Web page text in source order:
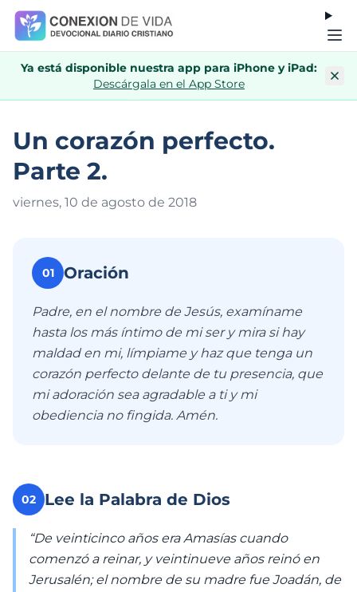
Ya está disponible nuestra app para iPhone y iPad:
Descárgala en el App Store
Un corazón perfecto.
Parte 2.
viernes, 10 de agosto de 2018
01 Oración
Padre, en el nombre de Jesús, examíname
hasta los más íntimo de mi ser y mira si hay
maldad en mi, límpiame y haz que tenga un
corazón perfecto delante de tu presencia, que
mi adoración sea agradable a ti y mi
obediencia no fingida. Amén.
02 Lee la Palabra de Dios
“De veinticinco años era Amasías cuando
comenzó a reinar, y veintinueve años reinó en
Jerusalén; el nombre de su madre fue Joadán, de